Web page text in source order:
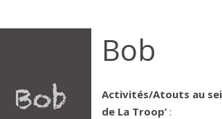
Bob
Activités/Atouts au
de La Troop’ :